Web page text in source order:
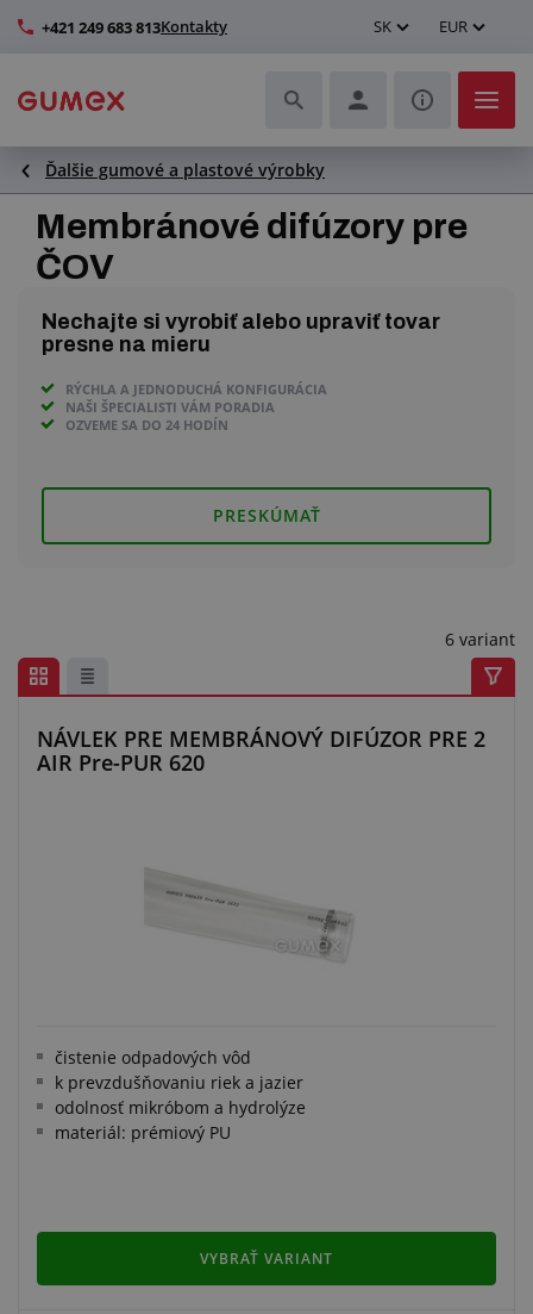
+421 249 683 813Kontakty SK EUR
Hadice a ich kompletizácia
Profily a výroba tesnení
Lepšie pracovné prostredie
Ďalšie gumové a plastové výrobky
Centrum dopytov
O nás a kariéra
Ďalšie gumové a plastové výrobky
Membránové difúzory pre
ČOV
Nechajte si vyrobiť alebo upraviť tovar
presne na mieru
RÝCHLA A JEDNODUCHÁ KONFIGURÁCIA
NAŠI ŠPECIALISTI VÁM PORADIA
OZVEME SA DO 24 HODÍN
PRESKÚMAŤ
6 variant
NÁVLEK PRE MEMBRÁNOVÝ DIFÚZOR PRE 2
AIR Pre-PUR 620
čistenie odpadových vôd
k prevzdušňovaniu riek a jazier
odolnosť mikróbom a hydrolýze
materiál: prémiový PU
VYBRAŤ VARIANT